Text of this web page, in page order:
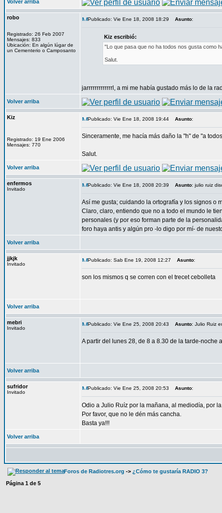
Volver arriba
robo
Registrado: 26 Feb 2007
Mensajes: 833
Ubicación: En algún lúgar de
un Cementerio o Camposanto
Publicado: Vie Ene 18, 2008 18:29 Asunto:
Kiz escribió:
"Lo que pasa que no ha todos nos gusta como
Salut.
jarrrrrrrrrrrrrl, a mi me había gustado más lo de la
Volver arriba
Kiz
Registrado: 19 Ene 2006
Mensajes: 770
Publicado: Vie Ene 18, 2008 19:44 Asunto:
Sinceramente, me hacía más daño la "h" de "a
Salut.
Volver arriba
enfermos
Invitado
Publicado: Vie Ene 18, 2008 20:39 Asunto: julio ruiz
Así me gusta; cuidando la ortografía y los signos o
Claro, claro, entiendo que no a todo el mundo le
personales (y por eso forman parte de la
foro haya antis y algún pro -lo digo por mí- de
Volver arriba
jjkjk
Invitado
Publicado: Sab Ene 19, 2008 12:27 Asunto:
son los mismos q se corren con el trecet cebolleta
Volver arriba
mebri
Invitado
Publicado: Vie Ene 25, 2008 20:43 Asunto: Julio Ruiz
A partir del lunes 28, de 8 a 8.30 de la tarde-noche
Volver arriba
sufridor
Invitado
Publicado: Vie Ene 25, 2008 20:53 Asunto:
Odio a Julio Ruíz por la mañana, al mediodía, por
Por favor, que no le dén más cancha.
Basta ya!!!
Volver arriba
Foros de Radiotres.org -> ¿Cómo te gustaría RADIO 3?
Página 1 de 5